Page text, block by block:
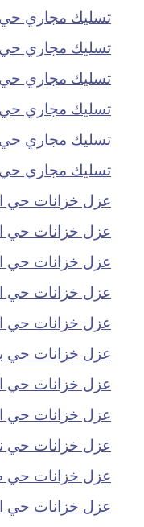
تسليك مجاري حي
تسليك مجاري حي
تسليك مجاري حي
تسليك مجاري حي
تسليك مجاري حي
تسليك مجاري حي
عزل خزانات حي
عزل خزانات حي
عزل خزانات حي
عزل خزانات حي
عزل خزانات حي
عزل خزانات حي
عزل خزانات حي
عزل خزانات حي
عزل خزانات حي
عزل خزانات حي
عزل خزانات حي